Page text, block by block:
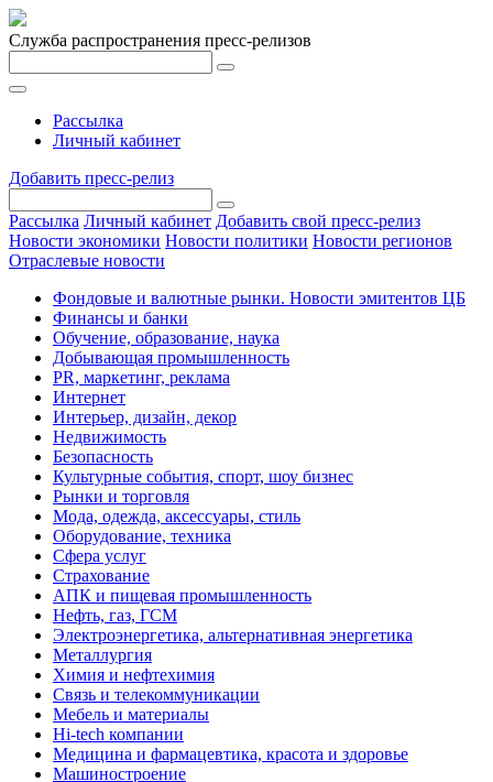
Служба распространения пресс-релизов
Рассылка
Личный кабинет
Добавить пресс-релиз
Рассылка Личный кабинет Добавить свой пресс-релиз
Новости экономики Новости политики Новости регионов
Отраслевые новости
Фондовые и валютные рынки. Новости эмитентов ЦБ
Финансы и банки
Обучение, образование, наука
Добывающая промышленность
PR, маркетинг, реклама
Интернет
Интерьер, дизайн, декор
Недвижимость
Безопасность
Культурные события, спорт, шоу бизнес
Рынки и торговля
Мода, одежда, аксессуары, стиль
Оборудование, техника
Сфера услуг
Страхование
АПК и пищевая промышленность
Нефть, газ, ГСМ
Электроэнергетика, альтернативная энергетика
Металлургия
Химия и нефтехимия
Связь и телекоммуникации
Мебель и материалы
Hi-tech компании
Медицина и фармацевтика, красота и здоровье
Машиностроение